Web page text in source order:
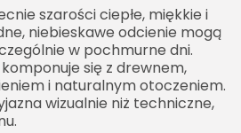
szarości ciepłe, miękkie i
niebieskawe odcienie mogą
w pochmurne dni.
się z drewnem,
i naturalnym otoczeniem.
wizualnie niż techniczne,